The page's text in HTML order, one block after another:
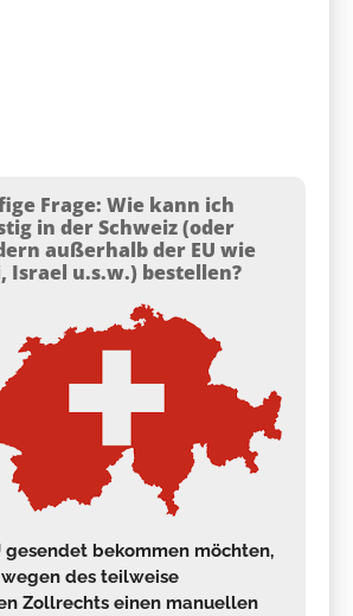
Frage: Wie kann ich
in der Schweiz (oder
außerhalb der EU wie
Israel u.s.w.) bestellen?
gesendet bekommen möchten,
des teilweise
Zollrechts einen manuellen